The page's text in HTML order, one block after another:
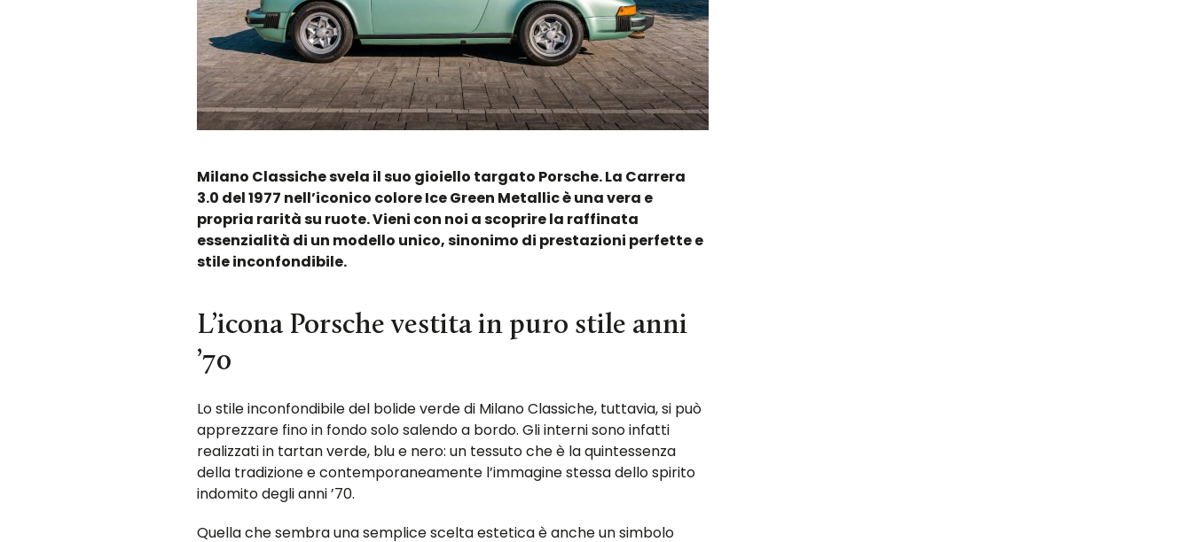
Milano Classiche svela il suo gioiello targato Porsche. La Carrera
3.0 del 1977 nell’iconico colore Ice Green Metallic è una vera e
propria rarità su ruote. Vieni con noi a scoprire la raffinata
essenzialità di un modello unico, sinonimo di prestazioni perfette e
stile inconfondibile.
L’icona Porsche vestita in puro stile anni
’70
Lo stile inconfondibile del bolide verde di Milano Classiche, tuttavia, si può
apprezzare fino in fondo solo salendo a bordo. Gli interni sono infatti
realizzati in tartan verde, blu e nero: un tessuto che è la quintessenza
della tradizione e contemporaneamente l’immagine stessa dello spirito
indomito degli anni ’70.
Quella che sembra una semplice scelta estetica è anche un simbolo